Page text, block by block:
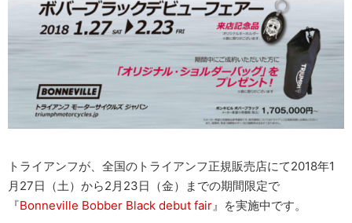
トライアンフが、全国のトライアンフ正規販売店にて2018年1
月27日（土）から2月23日（金）までの期間限定で
『Bonneville Bobber Black debut fair』を実施中です。